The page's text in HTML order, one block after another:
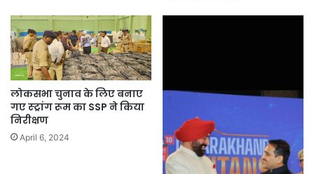
लोकसभा चुनाव के लिए बनाए
गए स्ट्रांग रूम का SSP ने किया
निरीक्षण
April 6, 2024